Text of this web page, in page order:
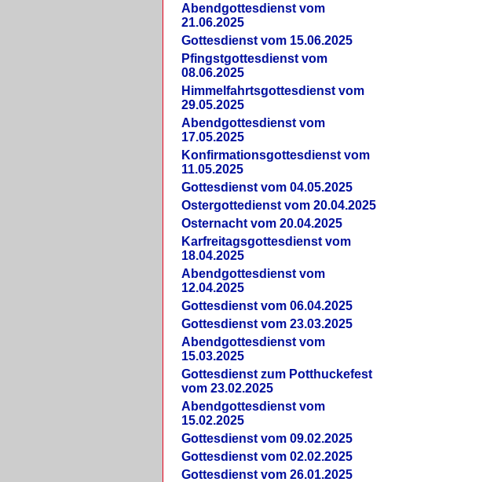
Abendgottesdienst vom
21.06.2025
Gottesdienst vom 15.06.2025
Pfingstgottesdienst vom
08.06.2025
Himmelfahrtsgottesdienst vom
29.05.2025
Abendgottesdienst vom
17.05.2025
Konfirmationsgottesdienst vom
11.05.2025
Gottesdienst vom 04.05.2025
Ostergottedienst vom 20.04.2025
Osternacht vom 20.04.2025
Karfreitagsgottesdienst vom
18.04.2025
Abendgottesdienst vom
12.04.2025
Gottesdienst vom 06.04.2025
Gottesdienst vom 23.03.2025
Abendgottesdienst vom
15.03.2025
Gottesdienst zum Potthuckefest
vom 23.02.2025
Abendgottesdienst vom
15.02.2025
Gottesdienst vom 09.02.2025
Gottesdienst vom 02.02.2025
Gottesdienst vom 26.01.2025